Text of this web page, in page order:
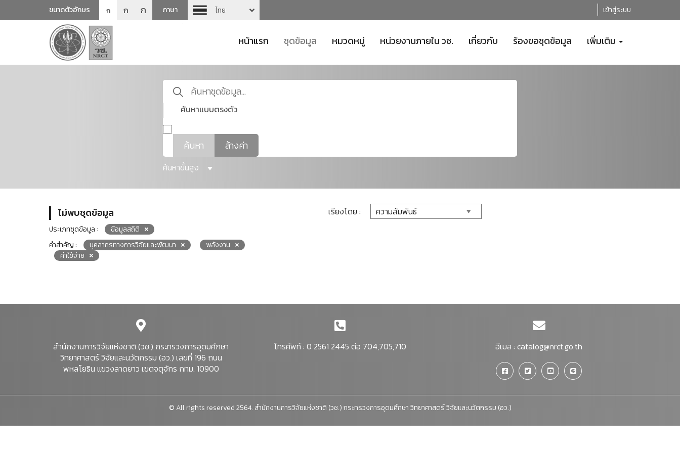
ขนาดตัวอักษร ก ก ก ภาษา ไทย เข้าสู่ระบบ
หน้าแรก ชุดข้อมูล หมวดหมู่ หน่วยงานภายใน วช. เกี่ยวกับ ร้องขอชุดข้อมูล เพิ่มเติม
ค้นหาแบบตรงตัว
ค้นหา ล้างค่า
ค้นหาขั้นสูง
ไม่พบชุดข้อมูล
ประเภทชุดข้อมูล :
ข้อมูลสถิติ
คำสำคัญ :
บุคลากรทางการวิจัยและพัฒนา
พลังงาน
ค่าใช้จ่าย
เรียงโดย :
สำนักงานการวิจัยแห่งชาติ (วช.) กระทรวงการอุดมศึกษา
วิทยาศาสตร์ วิจัยและนวัตกรรม (อว.) เลขที่ 196 ถนน
พหลโยธิน แขวงลาดยาว เขตจตุจักร กทม. 10900
โทรศัพท์ : 0 2561 2445 ต่อ 704,705,710 อีเมล :catalog@nrct.go.th
© All rights reserved 2564. สำนักงานการวิจัยแห่งชาติ (วช.) กระทรวงการอุดมศึกษา วิทยาศาสตร์ วิจัยและนวัตกรรม (อว.)